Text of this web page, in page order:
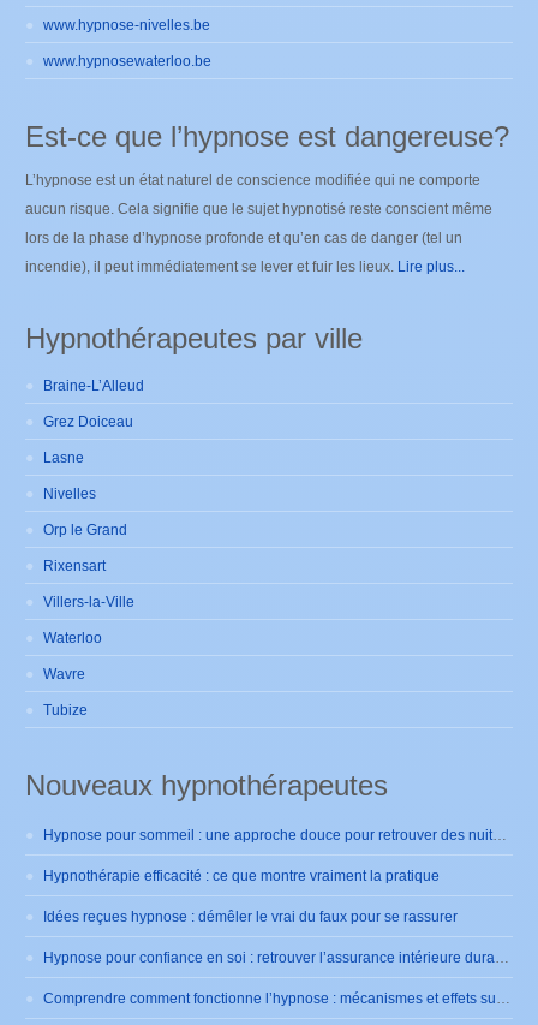
www.hypnose-nivelles.be
www.hypnosewaterloo.be
Est-ce que l’hypnose est dangereuse?
L’hypnose est un état naturel de conscience modifiée qui ne comporte
aucun risque. Cela signifie que le sujet hypnotisé reste conscient même
lors de la phase d’hypnose profonde et qu’en cas de danger (tel un
incendie), il peut immédiatement se lever et fuir les lieux. Lire plus...
Hypnothérapeutes par ville
Braine-L’Alleud
Grez Doiceau
Lasne
Nivelles
Orp le Grand
Rixensart
Villers-la-Ville
Waterloo
Wavre
Tubize
Nouveaux hypnothérapeutes
Hypnose pour sommeil : une approche douce pour retrouver des nuits sereines
Hypnothérapie efficacité : ce que montre vraiment la pratique
Idées reçues hypnose : démêler le vrai du faux pour se rassurer
Hypnose pour confiance en soi : retrouver l’assurance intérieure durablement
Comprendre comment fonctionne l’hypnose : mécanismes et effets sur le cerveau